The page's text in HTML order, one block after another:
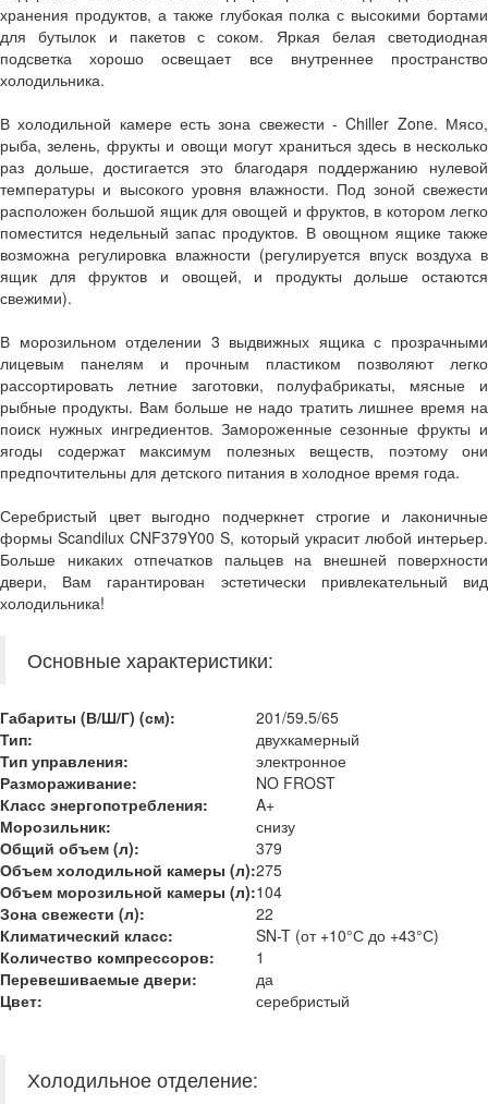
хранения продуктов, а также глубокая полка с высокими бортами
для бутылок и пакетов с соком. Яркая белая светодиодная
подсветка хорошо освещает все внутреннее пространство
холодильника.
В холодильной камере есть зона свежести - Chiller Zone. Мясо,
рыба, зелень, фрукты и овощи могут храниться здесь в несколько
раз дольше, достигается это благодаря поддержанию нулевой
температуры и высокого уровня влажности. Под зоной свежести
расположен большой ящик для овощей и фруктов, в котором легко
поместится недельный запас продуктов. В овощном ящике также
возможна регулировка влажности (регулируется впуск воздуха в
ящик для фруктов и овощей, и продукты дольше остаются
свежими).
В морозильном отделении 3 выдвижных ящика с прозрачными
лицевым панелям и прочным пластиком позволяют легко
рассортировать летние заготовки, полуфабрикаты, мясные и
рыбные продукты. Вам больше не надо тратить лишнее время на
поиск нужных ингредиентов. Замороженные сезонные фрукты и
ягоды содержат максимум полезных веществ, поэтому они
предпочтительны для детского питания в холодное время года.
Серебристый цвет выгодно подчеркнет строгие и лаконичные
формы Scandilux CNF379Y00 S, который украсит любой интерьер.
Больше никаких отпечатков пальцев на внешней поверхности
двери, Вам гарантирован эстетически привлекательный вид
холодильника!
Основные характеристики:
Габариты (В/Ш/Г) (см):
201/59.5/65
Тип:
двухкамерный
Тип управления:
электронное
Размораживание:
NO FROST
Класс энергопотребления:
A+
Морозильник:
снизу
Общий объем (л):
379
Объем холодильной камеры (л):275
Объем морозильной камеры (л):104
Зона свежести (л):
22
Климатический класс:
SN-T (от +10°С до +43°С)
Количество компрессоров:
1
Перевешиваемые двери:
да
Цвет:
серебристый
Холодильное отделение: